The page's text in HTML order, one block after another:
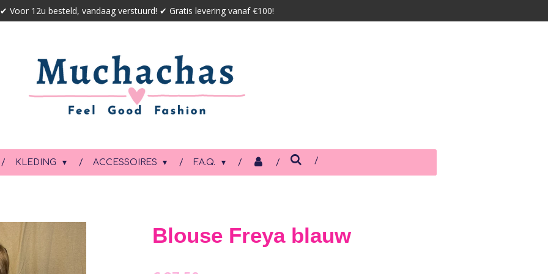
✔ Voor 12u besteld, vandaag verstuurd! ✔ Gratis levering vanaf €100!
KLEDING ACCESSOIRES F.A.Q.
Blouse Freya blauw